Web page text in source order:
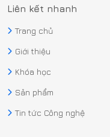
Liên kết nhanh
Trang chủ
Giới thiệu
Khóa học
Sản phẩm
Tin tức Công nghệ